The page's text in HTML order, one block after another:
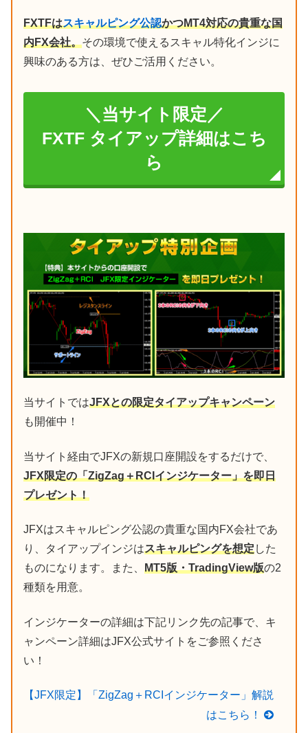
FXTFはスキャルピング公認かつMT4対応の貴重な国
内FX会社。その環境で使えるスキャル特化インジに
興味のある方は、ぜひご活用ください。
＼当サイト限定／
FXTF タイアップ詳細はこち
ら
当サイトではJFXとの限定タイアップキャンペーン
も開催中！
当サイト経由でJFXの新規口座開設をするだけで、
JFX限定の「ZigZag＋RCIインジケーター」を即日
プレゼント！
JFXはスキャルピング公認の貴重な国内FX会社であ
り、タイアップインジはスキャルピングを想定した
ものになります。また、 MT5版・TradingView版の2
種類を用意。
インジケーターの詳細は下記リンク先の記事で、キ
ャンペーン詳細はJFX公式サイトをご参照くださ
い！
【JFX限定】「ZigZag＋RCIインジケーター」解説
はこちら！